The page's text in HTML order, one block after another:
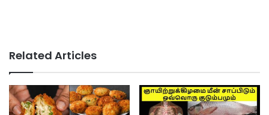
Related Articles